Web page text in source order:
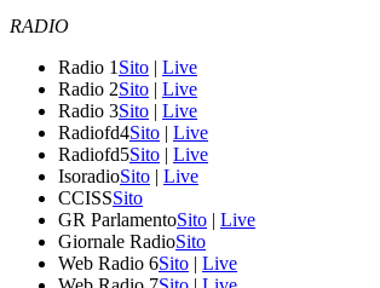
RADIO
Radio 1 Sito | Live
Radio 2Sito | Live
Radio 3Sito | Live
Radiofd4Sito | Live
Radiofd5Sito | Live
IsoradioSito | Live
CCISSSito
GR ParlamentoSito | Live
Giornale RadioSito
Web Radio 6Sito | Live